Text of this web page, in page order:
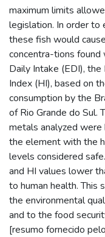
maximum limits
legislation. In order
these fish would
concentra-tions
Daily Intake (EDI),
Index (HI), based on
consumption by the
of Rio Grande do Sul.
metals analyzed
the element with the
levels considered
and HI values lower
to human health. This
the environmental
and to the food
[resumo fornecido